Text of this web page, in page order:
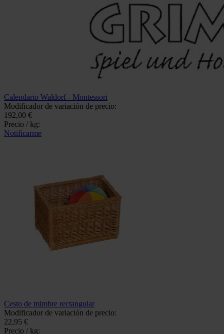
Calendario Waldorf - Montessori
Modificador de variación de precio:
192,00 €
Precio / kg:
Notificarme
Cesto de mimbre rectangular
Modificador de variación de precio:
22,95 €
Precio / kg: